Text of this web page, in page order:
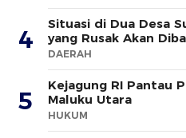
4
Situasi di Dua Desa
yang Rusak Akan
DAERAH
5
Kejagung RI Pantau
Maluku Utara
HUKUM